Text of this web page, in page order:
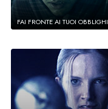
FAI FRONTE AI TUOI OBBLIGHI